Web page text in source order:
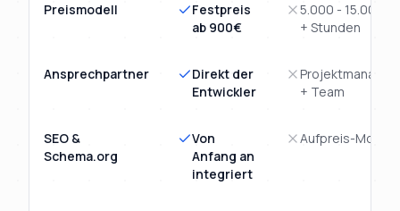
Preismodell
Festpreis
ab 900€
5.000 - 15.000€
+ Stunden
Ansprechpartner
Direkt der
Entwickler
Projektmanager
+ Team
SEO &
Schema.org
Von
Anfang an
integriert
Aufpreis-Modul